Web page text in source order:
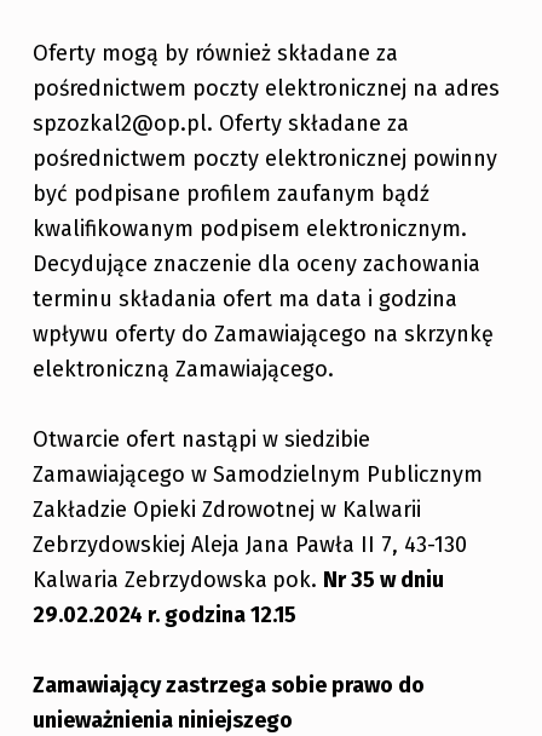
Oferty mogą by również składane za
pośrednictwem poczty elektronicznej na adres
spzozkal2@op.pl. Oferty składane za
pośrednictwem poczty elektronicznej powinny
być podpisane profilem zaufanym bądź
kwalifikowanym podpisem elektronicznym.
Decydujące znaczenie dla oceny zachowania
terminu składania ofert ma data i godzina
wpływu oferty do Zamawiającego na skrzynkę
elektroniczną Zamawiającego.
Otwarcie ofert nastąpi w siedzibie
Zamawiającego w Samodzielnym Publicznym
Zakładzie Opieki Zdrowotnej w Kalwarii
Zebrzydowskiej Aleja Jana Pawła II 7, 43-130
Kalwaria Zebrzydowska pok. Nr 35 w dniu
29.02.2024 r. godzina 12.15
Zamawiający zastrzega sobie prawo do
unieważnienia niniejszego